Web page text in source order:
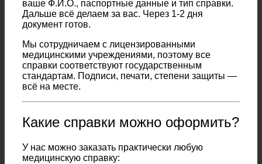
ваше Ф.И.О., паспортные данные и тип справки.
Дальше всё делаем за вас. Через 1-2 дня
документ готов.
Мы сотрудничаем с лицензированными
медицинскими учреждениями, поэтому все
справки соответствуют государственным
стандартам. Подписи, печати, степени защиты —
всё на месте.
Какие справки можно оформить?
У нас можно заказать практически любую
медицинскую справку: